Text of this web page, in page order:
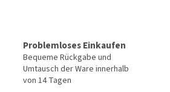
Problemloses Einkaufen
Bequeme Rückgabe und
Umtausch der Ware innerhalb
von 14 Tagen